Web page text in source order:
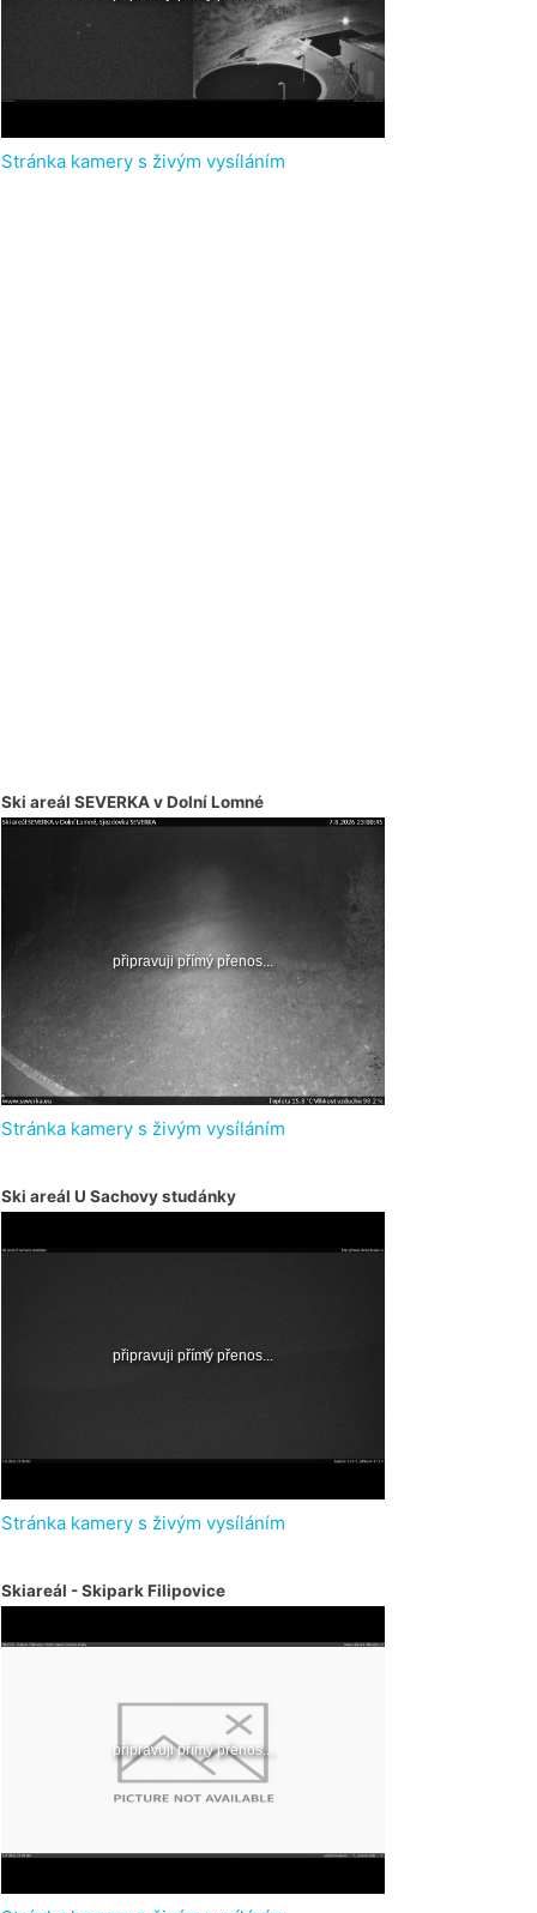
Stránka kamery s živým vysíláním
Ski areál SEVERKA v Dolní Lomné
Stránka kamery s živým vysíláním
Ski areál U Sachovy studánky
Stránka kamery s živým vysíláním
Skiareál - Skipark Filipovice